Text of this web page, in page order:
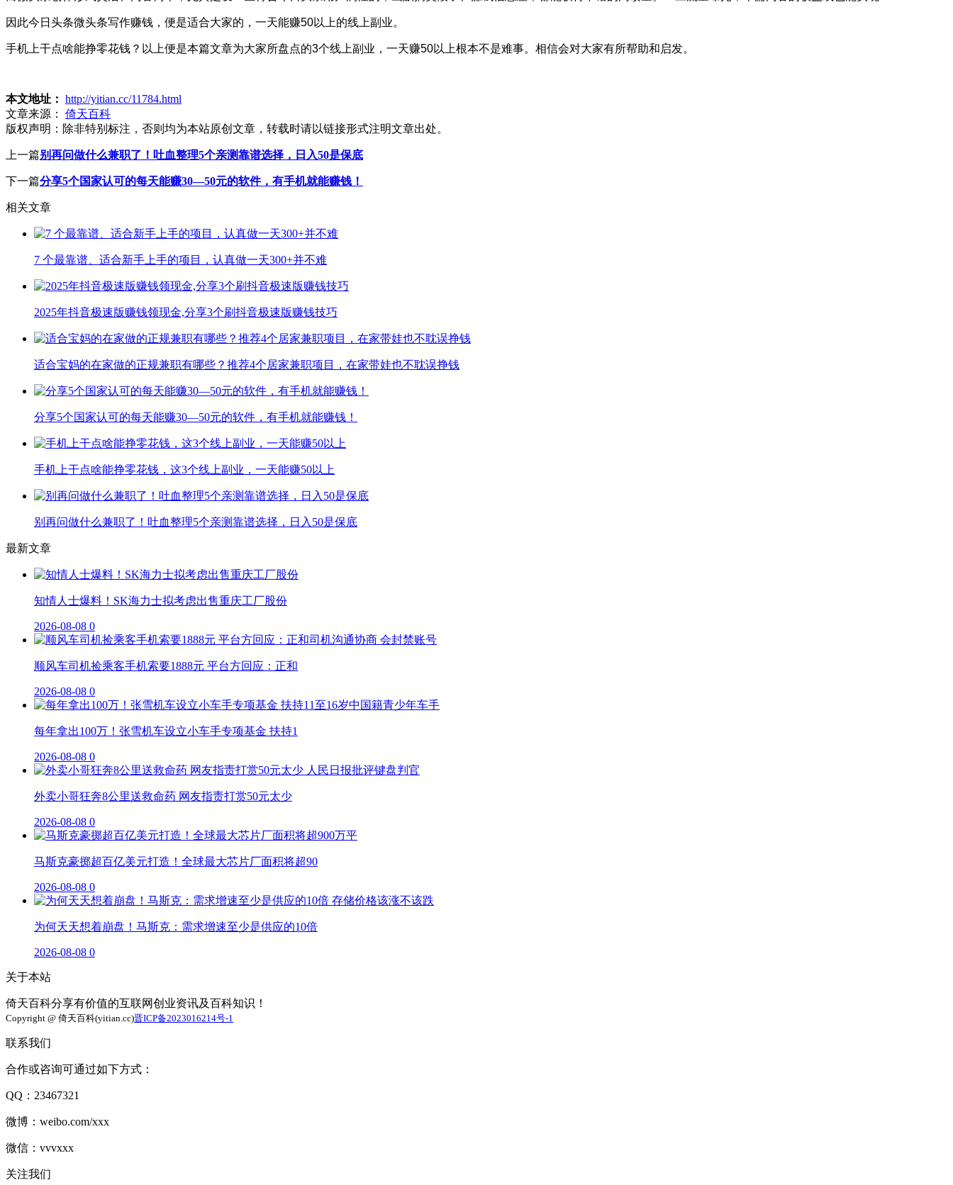
因此今日头条微头条写作赚钱，便是适合大家的，一天能赚50以上的线上副业。
手机上干点啥能挣零花钱？以上便是本篇文章为大家所盘点的3个线上副业，一天赚50以上根本不是难事。相信会对大家有所帮助和启发。
本文地址： http://yitian.cc/11784.html
文章来源：
倚天百科
版权声明： 除非特别标注，否则均为本站原创文章，转载时请以链接形式注明文章出处。
上一篇别再问做什么兼职了！吐血整理5个亲测靠谱选择，日入50是保底
下一篇分享5个国家认可的每天能赚30—50元的软件，有手机就能赚钱！
相关文章
7 个最靠谱、适合新手上手的项目，认真做一天300+并不难
2025年抖音极速版赚钱领现金,分享3个刷抖音极速版赚钱技巧
适合宝妈的在家做的正规兼职有哪些？推荐4个居家兼职项目，在家带娃也不耽误挣钱
分享5个国家认可的每天能赚30—50元的软件，有手机就能赚钱！
手机上干点啥能挣零花钱，这3个线上副业，一天能赚50以上
别再问做什么兼职了！吐血整理5个亲测靠谱选择，日入50是保底
最新文章
知情人士爆料！SK海力士拟考虑出售重庆工厂股份
2026-08-08 0
顺风车司机捡乘客手机索要1888元 平台方回应：正和
2026-08-08 0
每年拿出100万！张雪机车设立小车手专项基金 扶持1
2026-08-08 0
外卖小哥狂奔8公里送救命药 网友指责打赏50元太少
2026-08-08 0
马斯克豪掷超百亿美元打造！全球最大芯片厂面积将超90
2026-08-08 0
为何天天想着崩盘！马斯克：需求增速至少是供应的10倍
2026-08-08 0
关于本站
倚天百科分享有价值的互联网创业资讯及百科知识！
Copyright @ 倚天百科(yitian.cc)晋ICP备2023016214号-1
联系我们
合作或咨询可通过如下方式：
QQ：23467321
微博：weibo.com/xxx
微信：vvvxxx
关注我们